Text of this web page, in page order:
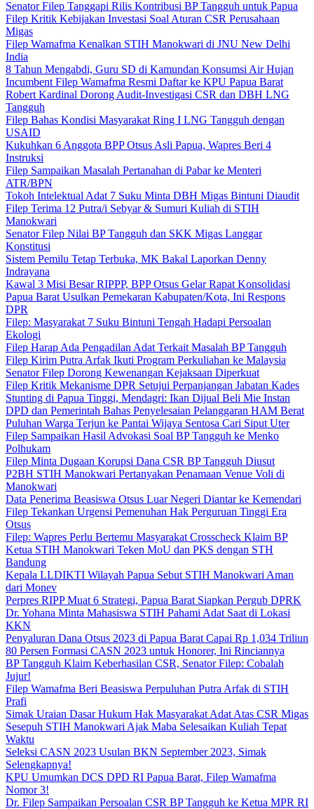
Senator Filep Tanggapi Rilis Kontribusi BP Tangguh untuk Papua
Filep Kritik Kebijakan Investasi Soal Aturan CSR Perusahaan
Migas
Filep Wamafma Kenalkan STIH Manokwari di JNU New Delhi
India
8 Tahun Mengabdi, Guru SD di Kamundan Konsumsi Air Hujan
Incumbent Filep Wamafma Resmi Daftar ke KPU Papua Barat
Robert Kardinal Dorong Audit-Investigasi CSR dan DBH LNG
Tangguh
Filep Bahas Kondisi Masyarakat Ring I LNG Tangguh dengan
USAID
Kukuhkan 6 Anggota BPP Otsus Asli Papua, Wapres Beri 4
Instruksi
Filep Sampaikan Masalah Pertanahan di Pabar ke Menteri
ATR/BPN
Tokoh Intelektual Adat 7 Suku Minta DBH Migas Bintuni Diaudit
Filep Terima 12 Putra/i Sebyar & Sumuri Kuliah di STIH
Manokwari
Senator Filep Nilai BP Tangguh dan SKK Migas Langgar
Konstitusi
Sistem Pemilu Tetap Terbuka, MK Bakal Laporkan Denny
Indrayana
Kawal 3 Misi Besar RIPPP, BPP Otsus Gelar Rapat Konsolidasi
Papua Barat Usulkan Pemekaran Kabupaten/Kota, Ini Respons
DPR
Filep: Masyarakat 7 Suku Bintuni Tengah Hadapi Persoalan
Ekologi
Filep Harap Ada Pengadilan Adat Terkait Masalah BP Tangguh
Filep Kirim Putra Arfak Ikuti Program Perkuliahan ke Malaysia
Senator Filep Dorong Kewenangan Kejaksaan Diperkuat
Filep Kritik Mekanisme DPR Setujui Perpanjangan Jabatan Kades
Stunting di Papua Tinggi, Mendagri: Ikan Dijual Beli Mie Instan
DPD dan Pemerintah Bahas Penyelesaian Pelanggaran HAM Berat
Puluhan Warga Terjun ke Pantai Wijaya Sentosa Cari Siput Uter
Filep Sampaikan Hasil Advokasi Soal BP Tangguh ke Menko
Polhukam
Filep Minta Dugaan Korupsi Dana CSR BP Tangguh Diusut
P2BH STIH Manokwari Pertanyakan Penamaan Venue Voli di
Manokwari
Data Penerima Beasiswa Otsus Luar Negeri Diantar ke Kemendari
Filep Tekankan Urgensi Pemenuhan Hak Perguruan Tinggi Era
Otsus
Filep: Wapres Perlu Bertemu Masyarakat Crosscheck Klaim BP
Ketua STIH Manokwari Teken MoU dan PKS dengan STH
Bandung
Kepala LLDIKTI Wilayah Papua Sebut STIH Manokwari Aman
dari Monev
Perpres RIPP Muat 6 Strategi, Papua Barat Siapkan Pergub DPRK
Dr. Yohana Minta Mahasiswa STIH Pahami Adat Saat di Lokasi
KKN
Penyaluran Dana Otsus 2023 di Papua Barat Capai Rp 1,034 Triliun
80 Persen Formasi CASN 2023 untuk Honorer, Ini Rinciannya
BP Tangguh Klaim Keberhasilan CSR, Senator Filep: Cobalah
Jujur!
Filep Wamafma Beri Beasiswa Perpuluhan Putra Arfak di STIH
Prafi
Simak Uraian Dasar Hukum Hak Masyarakat Adat Atas CSR Migas
Sesepuh STIH Manokwari Ajak Maba Selesaikan Kuliah Tepat
Waktu
Seleksi CASN 2023 Usulan BKN September 2023, Simak
Selengkapnya!
KPU Umumkan DCS DPD RI Papua Barat, Filep Wamafma
Nomor 3!
Dr. Filep Sampaikan Persoalan CSR BP Tangguh ke Ketua MPR RI